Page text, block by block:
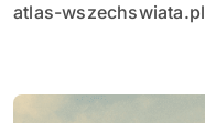
atlas-wszechswiata.pl